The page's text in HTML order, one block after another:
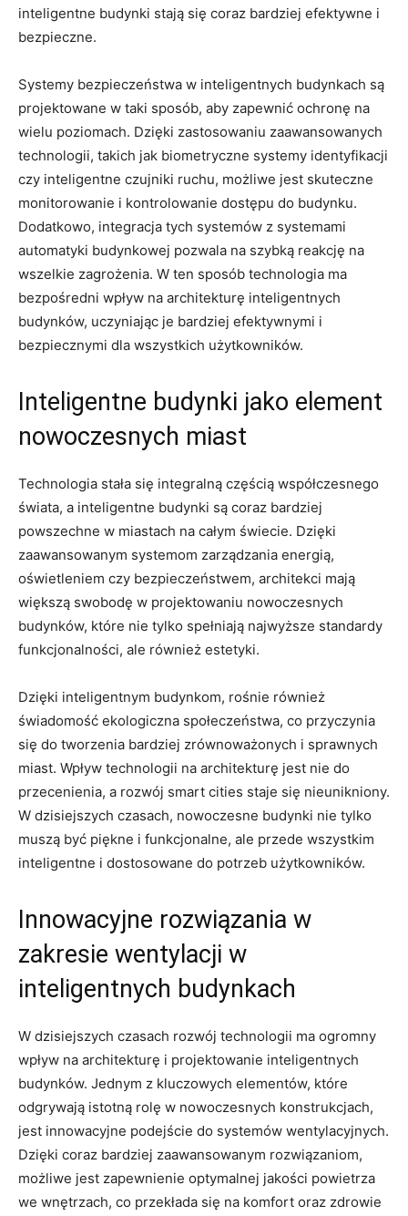
inteligentne budynki stają się coraz bardziej efektywne​ i
bezpieczne.
Systemy bezpieczeństwa w inteligentnych budynkach ⁤są
projektowane w​ taki sposób, aby zapewnić ochronę na⁤
wielu ‌poziomach. Dzięki zastosowaniu zaawansowanych
technologii, takich jak biometryczne systemy identyfikacji⁢
czy ⁢inteligentne ​czujniki ruchu, możliwe jest skuteczne
monitorowanie i kontrolowanie dostępu do budynku.
Dodatkowo, integracja tych systemów z systemami
automatyki⁣ budynkowej pozwala na ⁤szybką reakcję na
‌wszelkie zagrożenia. W ten​ sposób⁤ technologia ma
bezpośredni wpływ na‌ architekturę inteligentnych
budynków, uczyniając je ⁣bardziej efektywnymi i
bezpiecznymi dla wszystkich użytkowników.
Inteligentne ‍budynki jako​ element
nowoczesnych ​miast
Technologia stała się⁣ integralną⁣ częścią współczesnego
świata, a inteligentne⁤ budynki⁤ są ⁣coraz bardziej
⁤powszechne w miastach ⁤na całym​ świecie. Dzięki
zaawansowanym systemom ‍zarządzania energią,
oświetleniem‌ czy bezpieczeństwem, architekci mają
większą swobodę​ w‍ projektowaniu nowoczesnych
budynków, które nie‌ tylko spełniają najwyższe‌ standardy
funkcjonalności, ale ‍również ‍estetyki.
Dzięki inteligentnym budynkom, ⁢rośnie również
⁤świadomość ekologiczna społeczeństwa, co⁤ przyczynia
się do tworzenia bardziej zrównoważonych i sprawnych
miast. Wpływ technologii⁢ na architekturę jest nie⁣ do
przecenienia, a ⁤rozwój smart ⁢cities staje się nieunikniony.
W dzisiejszych czasach,‌ nowoczesne budynki‌ nie tylko
muszą być piękne ‌i⁢ funkcjonalne, ale‌ przede wszystkim⁢
inteligentne i dostosowane ⁤do potrzeb użytkowników.
Innowacyjne rozwiązania w⁣
zakresie wentylacji‌ w
‌inteligentnych‍ budynkach
W dzisiejszych‌ czasach rozwój technologii​ ma ogromny
wpływ na architekturę i projektowanie inteligentnych
budynków. Jednym ​z kluczowych elementów, które
⁢odgrywają ⁢istotną rolę⁢ w nowoczesnych konstrukcjach,
jest innowacyjne‌ podejście do systemów wentylacyjnych.
Dzięki coraz bardziej zaawansowanym rozwiązaniom,
⁢możliwe‍ jest⁢ zapewnienie optymalnej‍ jakości powietrza
we⁤ wnętrzach, ⁢co przekłada​ się na komfort oraz zdrowie